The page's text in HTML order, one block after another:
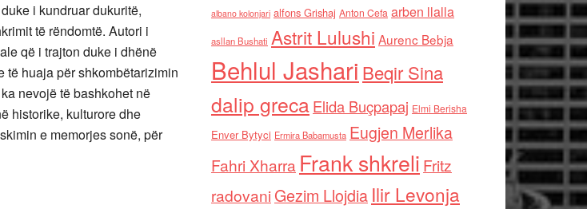
i kundruar dukuritë,
të rëndomtë. Autori i
që i trajton duke i dhënë
të huaja për shkombëtarizimin
nevojë të bashkohet në
historike, kulturore dhe
e memorjes sonë, për
albano kolonjari alfons Grishaj Anton Cefa arben llalla
asllan Bushati Astrit Lulushi Aurenc Bebja
Behlul Jashari Beqir Sina
dalip grecaElida Buçpapaj Elmi Berisha
Enver Bytyci Ermira Babamusta Eugjen Merlika
Fahri Xharra Frank shkreli Fritz
radovaniGezim Llojdia Ilir Levonja